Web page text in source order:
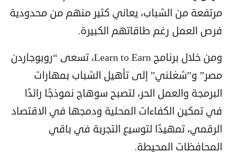
مرتفعة من الشباب، يعاني كثير منهم من محدودية
فرص العمل رغم طاقاتهم الكبيرة.
ومن خلال برنامج Learn to Earn، تسعى “روبوجاردن
مصر” و”شغلني” إلى تأهيل الشباب بمهارات
البرمجة والعمل الحر، لتصبح سوهاج نموذجًا رائدًا
في تمكين الكفاءات المحلية ودمجها في الاقتصاد
الرقمي، تمهيدًا لتوسيع التجربة في باقي
المحافظات المحيطة.